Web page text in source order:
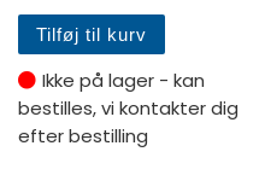
Tilføj til kurv
Ikke på lager - kan
bestilles, vi kontakter dig
efter bestilling